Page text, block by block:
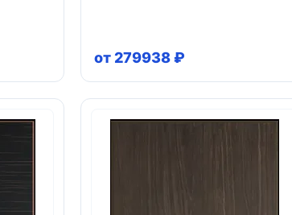
от 279938 ₽